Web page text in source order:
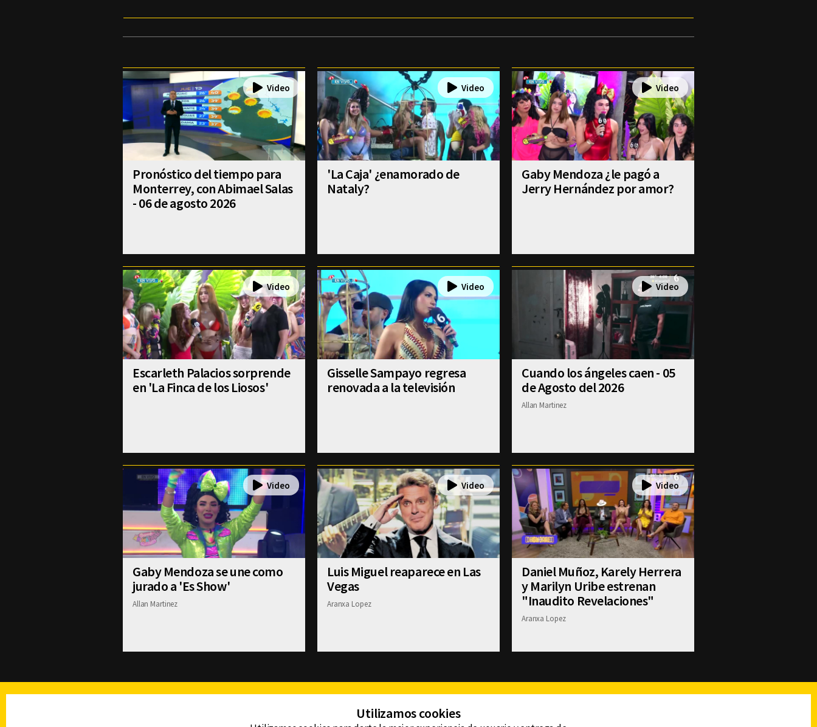
Pronóstico del tiempo para
Monterrey, con Abimael Salas
- 06 de agosto 2026
'La Caja' ¿enamorado de
Nataly?
Gaby Mendoza ¿le pagó a
Jerry Hernández por amor?
Escarleth Palacios sorprende
en 'La Finca de los Liosos'
Gisselle Sampayo regresa
renovada a la televisión
Cuando los ángeles caen - 05
de Agosto del 2026
Allan Martinez
Gaby Mendoza se une como
jurado a 'Es Show'
Allan Martinez
Luis Miguel reaparece en Las
Vegas
Aranxa Lopez
Daniel Muñoz, Karely Herrera
y Marilyn Uribe estrenan
"Inaudito Revelaciones"
Aranxa Lopez
Utilizamos cookies